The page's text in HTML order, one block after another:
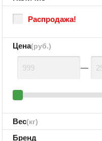
Распродажа!
Цена(руб.)
—
Вес(кг)
Бренд